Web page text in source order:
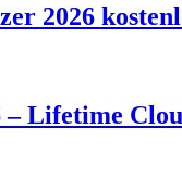
2026
Lifetime